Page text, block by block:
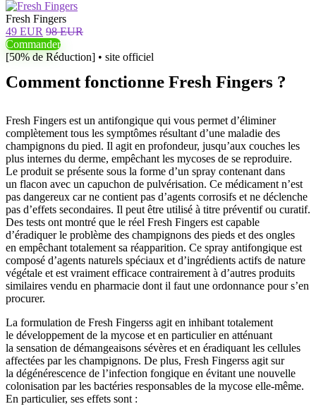
Fresh Fingers
49 EUR 98 EUR
Commander
[50% de Réduction] • site officiel
Comment fonctionne Fresh Fingers ?
Fresh Fingers est un antifongique qui vous permet d’éliminer
complètement tous les symptômes résultant d’une maladie des
champignons du pied. Il agit en profondeur, jusqu’aux couches les
plus internes du derme, empêchant les mycoses de se reproduire.
Le produit se présente sous la forme d’un spray contenant dans
un flacon avec un capuchon de pulvérisation. Ce médicament n’est
pas dangereux car ne contient pas d’agents corrosifs et ne déclenche
pas d’effets secondaires. Il peut être utilisé à titre préventif ou curatif.
Des tests ont montré que le réel Fresh Fingers est capable
d’éradiquer le problème des champignons des pieds et des ongles
en empêchant totalement sa réapparition. Ce spray antifongique est
composé d’agents naturels spéciaux et d’ingrédients actifs de nature
végétale et est vraiment efficace contrairement à d’autres produits
similaires vendu en pharmacie dont il faut une ordonnance pour s’en
procurer.
La formulation de Fresh Fingerss agit en inhibant totalement
le développement de la mycose et en particulier en atténuant
la sensation de démangeaisons sévères et en éradiquant les cellules
affectées par les champignons. De plus, Fresh Fingerss agit sur
la dégénérescence de l’infection fongique en évitant une nouvelle
colonisation par les bactéries responsables de la mycose elle-même.
En particulier, ses effets sont :